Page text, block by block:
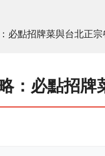
必點招牌菜與台北正
：必點招牌